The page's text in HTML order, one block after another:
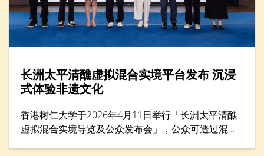
长洲太平清醮虚拟混合实境平台发布 沉浸
式体验非遗文化
香港树仁大学于2026年4月11日举行「长洲太平清醮
虚拟混合实境导览及公众发布会」，公众可透过混合